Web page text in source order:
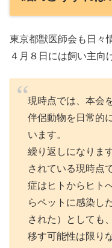
東京都獣医師会も日々
４月８日には飼い主向
現時点では、本会
伴侶動物を日常的
います。
繰り返しになりま
されている現時点
症はヒトからヒト
らペットに感染し
された）としても
移す可能性は限り